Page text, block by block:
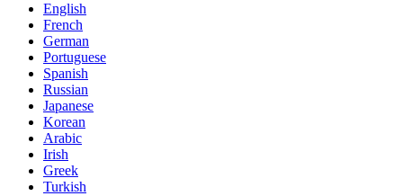
English
French
German
Portuguese
Spanish
Russian
Japanese
Korean
Arabic
Irish
Greek
Turkish